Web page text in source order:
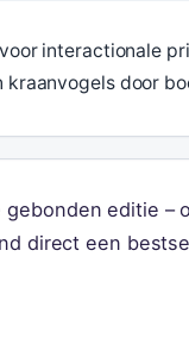
interactionale
kraanvogels door
editie –
direct een